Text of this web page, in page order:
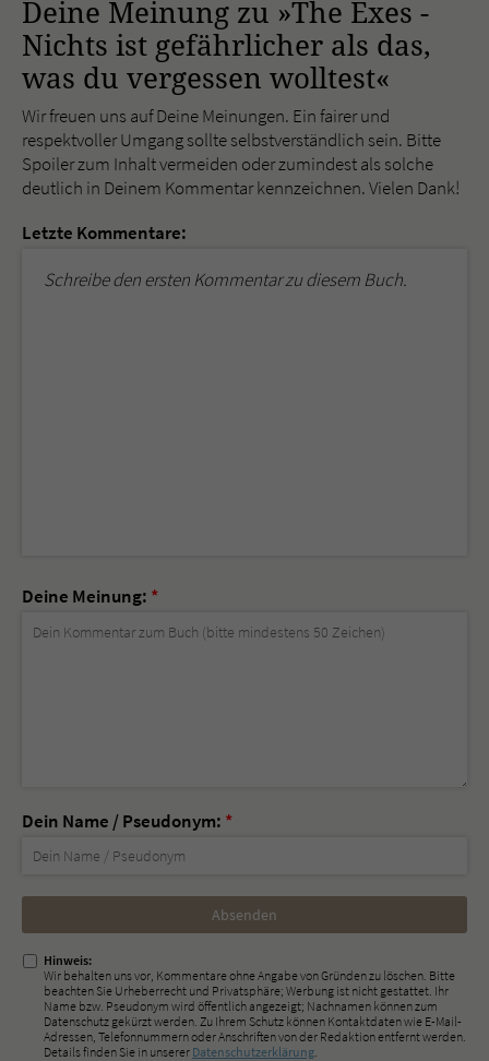
Deine Meinung zu »The Exes -
Nichts ist gefährlicher als das,
was du vergessen wolltest«
Wir freuen uns auf Deine Meinungen. Ein fairer und
respektvoller Umgang sollte selbstverständlich sein. Bitte
Spoiler zum Inhalt vermeiden oder zumindest als solche
deutlich in Deinem Kommentar kennzeichnen. Vielen Dank!
Letzte Kommentare:
Schreibe den ersten Kommentar zu diesem Buch.
Deine Meinung: *
Dein Name / Pseudonym: *
Nicht
ausfüllen!
Hinweis:
Wir behalten uns vor, Kommentare ohne Angabe von Gründen zu löschen. Bitte
beachten Sie Urheberrecht und Privatsphäre; Werbung ist nicht gestattet. Ihr
Name bzw. Pseudonym wird öffentlich angezeigt; Nachnamen können zum
Datenschutz gekürzt werden. Zu Ihrem Schutz können Kontaktdaten wie E-Mail-
Adressen, Telefonnummern oder Anschriften von der Redaktion entfernt werden.
Details finden Sie in unserer Datenschutzerklärung